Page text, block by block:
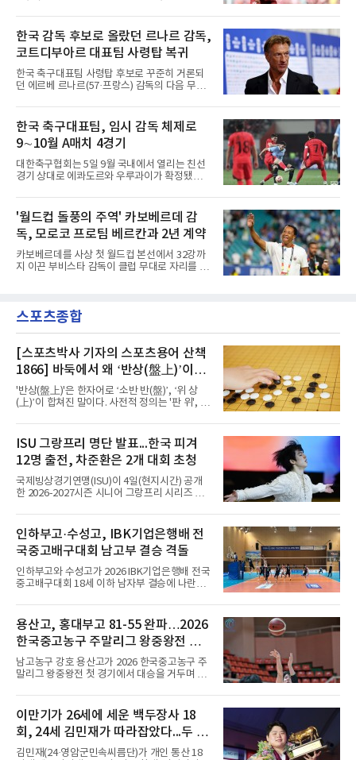
나지 못했다. 스페인행을 계획했으나 2022 항저
우 아시안게임 금메달에 따른 병역
된 이집트 대표팀 공격수의 입단이 초읽기에 들
어갔다.구단은 살라흐가 현지시간 5일 낮 12시
이스탄불에 입국해 같은 날 저녁 트라브존에 도
착한다는 일정을 함께 공개했다. 환영 행사 시간
과 세부 내용은 공식 채널로 알리겠다고 했다.에
르투룰 도안 회장은 발표 직후 A스포르와 만나
아직 이적이 마무리된 단계는 아니라고 선을 그
예정이라고 로이터통신을 통해 밝혔다. 시점을
못 박지는 않았으나 현지시간
한국 감독 후보로 올랐던 르나르 감독,
코트디부아르 대표팀 사령탑 복귀
한국 축구대표팀 사령탑 후보로 꾸준히 거론되
던 에르베 르나르(57·프랑스) 감독의 다음 무대
시간) 르나르 감독을 대표팀 사령탑으로 선임했
다고 발표했다. 2014~2015년에 이은 두 번째 부
임으로, 당시 그는 팀에 2015 아프리카 네이션
스컵 우승을 안겼다.전임 에메르스 파에 감독은
2023 네이션스컵 우승과 2026 북중미 월드컵
사상 첫 토너먼트 진출을 이끌었으나 32강에서
노르웨이에 1-2로 진 뒤 계약 연장에 실패했다.
를 되돌리지 못했고, 튀니지는 3전 전패로 탈락
했다.이력 자체는 두텁다. 잠비아
한국 축구대표팀, 임시 감독 체제로
9∼10월 A매치 4경기
대한축구협회는 5일 9월 국내에서 열리는 친선
경기 상대로 에콰도르와 우루과이가 확정됐다고
를 4경기 상대가 모두 정해졌다.일정은 추석 연
휴를 앞둔 9월 24일 에콰도르전, 28일 우루과이
전 순이다. 앞서 공개된 대로 10월 2일에는 베네
수엘라, 6일에는 우즈베키스탄과 만난다. 2026
북중미 월드컵을 마친 뒤 홍명보 감독이 물러난
한국은 임시 감독 체제로 이 일정을 소화한다.에
콰도르는 FIFA 랭킹 25위로 32위인 한국보다 앞
다음인 2위로 본선 티켓을 확보했다. 본선에서
는 독일을 제압하고 32강
'월드컵 돌풍의 주역' 카보베르데 감
독, 모로코 프로팀 베르칸과 2년 계약
카보베르데를 사상 첫 월드컵 본선에서 32강까
지 이끈 부비스타 감독이 클럽 무대로 자리를 옮
2년으로, 튀니지 대표팀으로 떠난 모인 차아바
니의 후임이다.겸직 가능성도 거론됐다. 부비스
지휘하는 방안까지 논의했으나 협상 끝에 클럽
에 전념하게 됐다. 카보베르데축구협회도 같은
날 사임을 알리며 후임 선임 작업이 순조롭게 진
행 중이라고 밝혔다.그가 남긴 성과는 뚜렷하다.
아프리카 서쪽 섬나라 카보베르데는 첫 출전한
2026 북중미 월드컵에서 스페
스포츠종합
[스포츠박사 기자의 스포츠용어 산책
1866] 바둑에서 왜 ‘반상(盤上)’이라
말할까
'반상(盤上)'은 한자어로 ‘소반 반(盤)’, ‘위 상
(上)’이 합쳐진 말이다. 사전적 정의는 '판 위', '바
상(盤上)이 단순히 '판 위에서'라는 일반적인 의
미로도 쓰였지만, 바둑 문화가 발달하면서 '바둑
판 위', 더 나아가 '바둑의 세계', '대국이 벌어지
는 공간'을 가리키는 전문 용어로 정착했다. 우리
나라에서도 같은 의미로 받아들여져 ‘반상의 승
부’, ‘반상의 고수’, ‘반상에 앉다’, ‘반상의 철학’
등의 표현을 쓴다.반상(盤上)은 오늘날 바둑을
왕조실록에서 반상(盤上)은 확인되지만,
ISU 그랑프리 명단 발표...한국 피겨
12명 출전, 차준환은 2개 대회 초청
국제빙상경기연맹(ISU)이 4일(현지시간) 공개
한 2026-2027시즌 시니어 그랑프리 시리즈 명
준환(서울시청), 서민규, 김현겸과 여자 싱글 김
채연, 김유재, 이해인, 신지아, 김유성, 윤서진,
윤아선, 김서영, 유영이다.이 가운데 차준환과
서민규, 김채연, 김유재, 이해인, 신지아 6명은 2
개 대회에 초청됐고 나머지는 한 차례만 나선다.
시리즈는 6개 대회로 치러지며 합산 성적 상위 6
명이 그랑프리 파이널에 오른다.차준환은 3차
됐다. 밀라노·코르티나담페초 동계 올림픽에서
한국 남자 싱글 역대 최고
인하부고·수성고, IBK기업은행배 전
국중고배구대회 남고부 결승 격돌
인하부고와 수성고가 2026 IBK기업은행배 전국
중고배구대회 18세 이하 남자부 결승에 나란히
하부고는 5일 충북 제천실내체육관에서 열린 대
회 남자 18세 이하부 준결승에서 남성고를 세트
스코어 3-1(25-17, 17-25, 25-21, 25-17)로 꺾
고 결승행 티켓을 따냈다. 인하부고는 높은 공격
성공률을 앞세워 경기 주도권을 잡으며 승리를
거뒀다.수성고도 준결승에서 속초고를 상대로
안정된 조직력을 바탕으로 3-1(25-23, 25-16,
고는 인하부고와 우승을 다툴 기회를 잡았다.여
자 18세 이하부에서는 중앙여고
용산고, 홍대부고 81-55 완파…2026
한국중고농구 주말리그 왕중왕전 첫
승 신고
남고농구 강호 용산고가 2026 한국중고농구 주
말리그 왕중왕전 첫 경기에서 대승을 거두며 순
우슬체육관에서 열린 대회 남고부 예선 B조 첫
경기에서 김민기의 22점 활약을 앞세워 홍대부
고를 81-55로 제압했다.경기 초반부터 내·외곽
에서 고른 득점력을 선보인 용산고는 1쿼터부터
주도권을 잡았다. 전반을 48-30으로 크게 앞선
이만기가 26세에 세운 백두장사 18
회, 24세 김민재가 따라잡았다...두 번
더 우승하면 역대 1위와 동률
김민재(24·영암군민속씨름단)가 개인 통산 18